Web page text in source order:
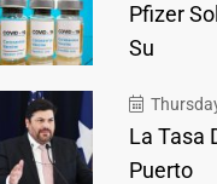
Pfizer
Su
La Tasa
Puerto